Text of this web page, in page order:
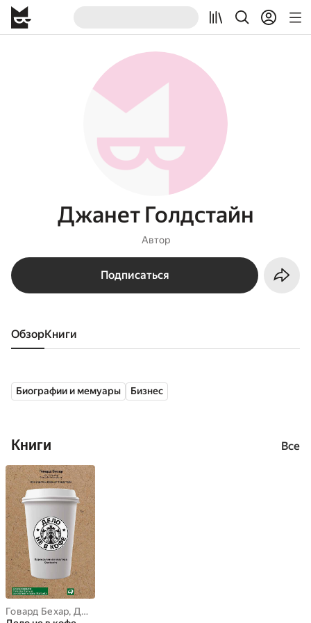
Джанет Голдстайн
Автор
Подписаться
Обзор книги
Биографии и мемуары Бизнес
Книги Все
Говард Бехар, Джанет Голдстайн